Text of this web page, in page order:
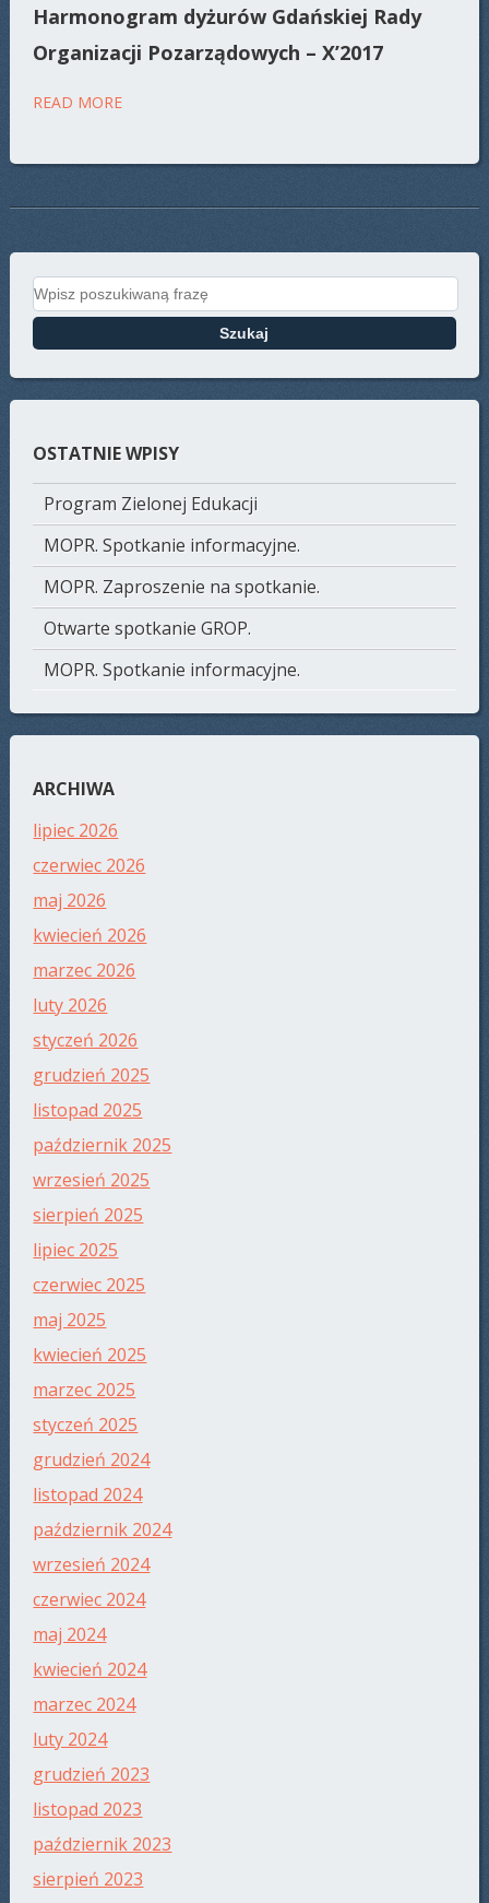
Harmonogram dyżurów Gdańskiej Rady
Organizacji Pozarządowych – X’2017
READ MORE
Search for:
OSTATNIE WPISY
Program Zielonej Edukacji
MOPR. Spotkanie informacyjne.
MOPR. Zaproszenie na spotkanie.
Otwarte spotkanie GROP.
MOPR. Spotkanie informacyjne.
ARCHIWA
lipiec 2026
czerwiec 2026
maj 2026
kwiecień 2026
marzec 2026
luty 2026
styczeń 2026
grudzień 2025
listopad 2025
październik 2025
wrzesień 2025
sierpień 2025
lipiec 2025
czerwiec 2025
maj 2025
kwiecień 2025
marzec 2025
styczeń 2025
grudzień 2024
listopad 2024
październik 2024
wrzesień 2024
czerwiec 2024
maj 2024
kwiecień 2024
marzec 2024
luty 2024
grudzień 2023
listopad 2023
październik 2023
sierpień 2023